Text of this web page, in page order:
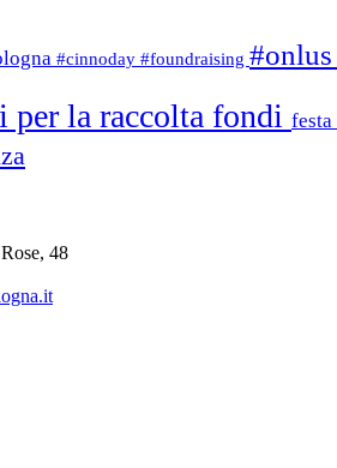
#cinnoday #foundraising #onlus
per la raccolta fondi festa
48